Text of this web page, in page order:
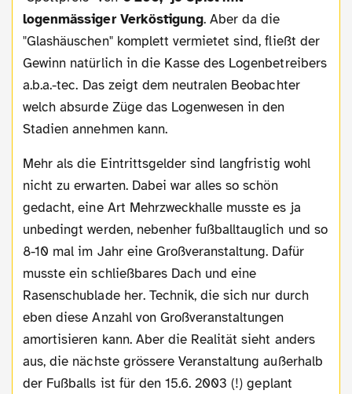
logenmässiger Verköstigung. Aber da die
"Glashäuschen" komplett vermietet sind, fließt der
Gewinn natürlich in die Kasse des Logenbetreibers
a.b.a.-tec. Das zeigt dem neutralen Beobachter
welch absurde Züge das Logenwesen in den
Stadien annehmen kann.
Mehr als die Eintrittsgelder sind langfristig wohl
nicht zu erwarten. Dabei war alles so schön
gedacht, eine Art Mehrzweckhalle musste es ja
unbedingt werden, nebenher fußballtauglich und so
8-10 mal im Jahr eine Großveranstaltung. Dafür
musste ein schließbares Dach und eine
Rasenschublade her. Technik, die sich nur durch
eben diese Anzahl von Großveranstaltungen
amortisieren kann. Aber die Realität sieht anders
aus, die nächste grössere Veranstaltung außerhalb
der Fußballs ist für den 15.6. 2003 (!) geplant